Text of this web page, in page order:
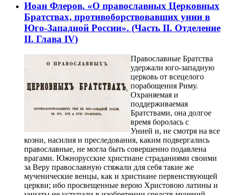
Иоан Флеров. «О православных Церковных
Братствах, противоборствовавших унии в
Юго-Западной России». (Часть II. Отделение
II. Глава IV)
Православные Братства
удержали юго-западную
церковь от всецелого
порабощения Риму.
Охраняемая и
поддерживаемая
Братствами, она долгое
время боролась с
Унией и, не смотря на все
козни, насилия и преследования, каким подвергались
православные, не могла быть совершенно подавлена
врагами. Южнорусские христиане страданиями своими
за Веру православную стяжали для себя такие же
мученические венцы, как и христиане первенствующей
церкви; ибо просвещенные верою Христовою латины и